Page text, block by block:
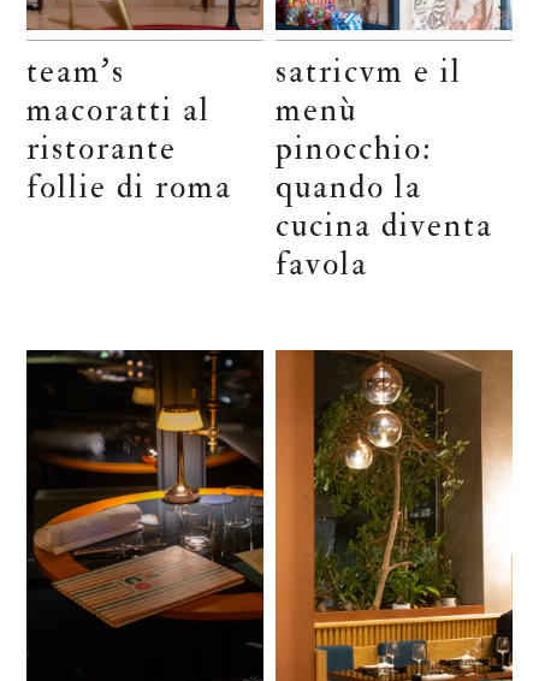
team’s
macoratti al
ristorante
follie di roma
satricvm e il
menù
pinocchio:
quando la
cucina diventa
favola